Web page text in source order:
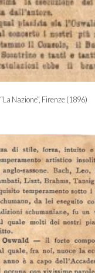
“La Nazione”, Firenze (1896)